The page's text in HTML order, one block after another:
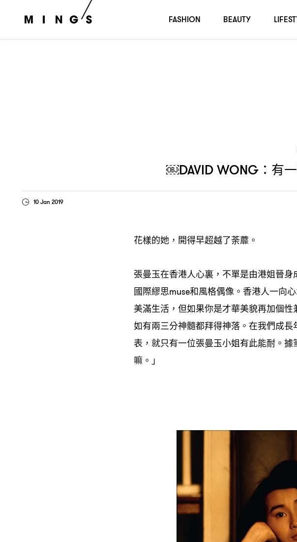
￼DAVID WONG： 有
10 Jan 2019
花樣的她 ， 開得早超越了荼蘼。
張曼玉在香港人心裏 ， 不單是由港姐晉
國際繆思muse和風格偶像。香港人一向
美滿生活 ， 但如果你是才華美貌再加個性
如有兩三分神髓都拜得神落。在我們成長
表 ， 就只有一位張曼玉小姐有此能耐。
嘛。」
FASHION BEAUTY
￼David Wong： ｜Ming’s People